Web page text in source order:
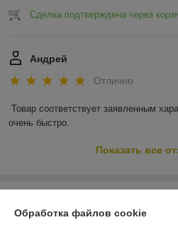
Сделка подтверждена через
Андрей
Отлично
Товар соответствует заявленным
очень быстро.
Показать все
Обработка файлов cookie